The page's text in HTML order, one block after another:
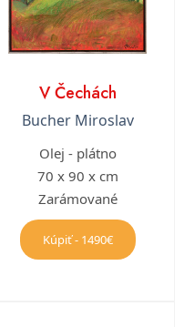
V Čechách
Bucher Miroslav
Olej - plátno
70 x 90 x cm
Zarámované
Kúpiť - 1490€